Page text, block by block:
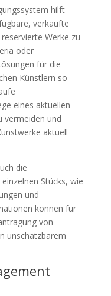
hilft
verkaufte
Werke zu
oder
für die
Künstlern so
eines aktuellen
vermeiden und
aktuell
die
Stücks, wie
und
können für
von
unschätzbarem